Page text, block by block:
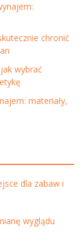
chronić
wybrać
materiały,
dla zabaw i
wyglądu